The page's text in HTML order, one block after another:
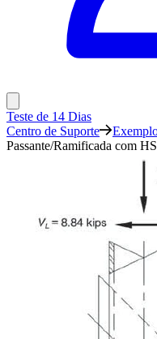
Teste de 14 Dias
Centro de Suporte
Passante/Ramificada com